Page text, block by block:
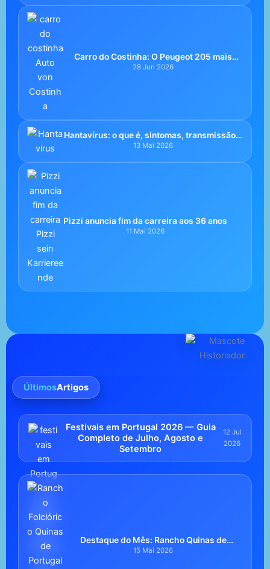
Carro do Costinha: O Peugeot 205 mais
português da Alemanha com assinaturas da
28 Jun 2026
Hantavírus: o que é, sintomas, transmissão e
risco real após surto de 2026
13 Mai 2026
Pizzi anuncia fim da carreira aos 36 anos
11 Mai 2026
ÚltimosArtigos
Festivais em Portugal 2026 — Guia
Completo de Julho, Agosto e
Setembro
12 Jul
2026
Destaque do Mês: Rancho Quinas de
Portugal de Düsseldorf
15 Mai 2026